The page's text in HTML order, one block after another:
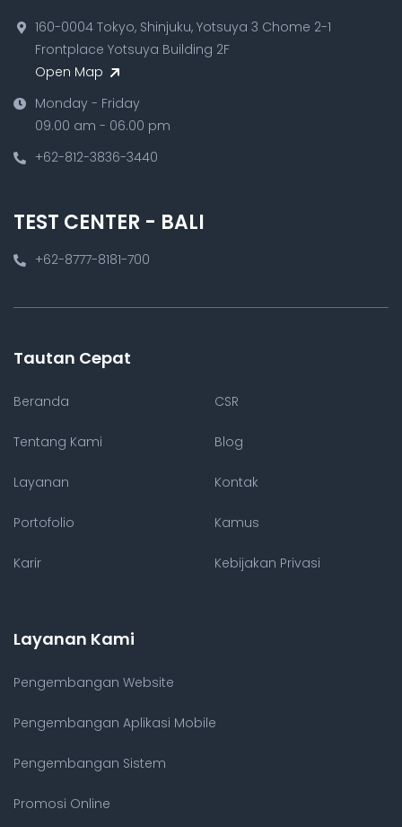
160-0004 Tokyo, Shinjuku, Yotsuya 3 Chome 2-1
Frontplace Yotsuya Building 2F
Open Map
Monday - Friday
09.00 am - 06.00 pm
+62-812-3836-3440
TEST CENTER - BALI
+62-8777-8181-700
Tautan Cepat
Beranda
Tentang Kami
Layanan
Portofolio
Karir
CSR
Blog
Kontak
Kamus
Kebijakan Privasi
Layanan Kami
Pengembangan Website
Pengembangan Aplikasi Mobile
Pengembangan Sistem
Promosi Online